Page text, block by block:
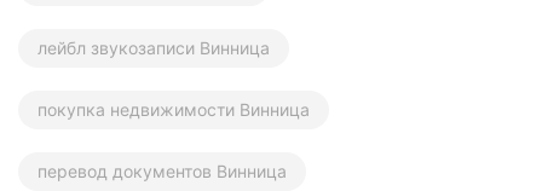
лейбл звукозаписи Винница
покупка недвижимости Винница
перевод документов Винница